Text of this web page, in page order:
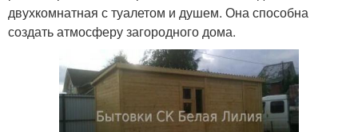
двухкомнатная с туалетом и душем. Она способна
создать атмосферу загородного дома.